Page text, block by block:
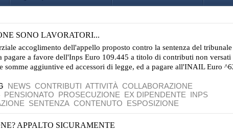
SONO LAVORATORI...
accoglimento dell'appello proposto contro la sentenza del
pagare a favore dell'Inps Euro 109.445 a titolo di contributi non versati
somme aggiuntive ed accessori di legge, ed a pagare all'INAIL Euro
NEWS CONTRIBUTI ATTIVITÀ COLLABORAZIONE
PENSIONATO PROSECUZIONE EX DIPENDENTE INPS
SENTENZA CONTENUTO ESPOSIZIONE
APPALTO SICURAMENTE